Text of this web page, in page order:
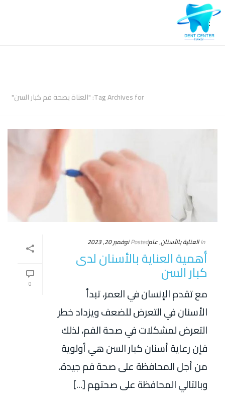
Tag Archives for: "العناة بصحة فم كبار السن"
0
Inالعناية بالأسنان,عامPostedنوفمبر 20, 2023
أهمية العناية بالأسنان لدى
كبار السن
مع تقدم الإنسان في العمر، تبدأ
الأسنان في التعرض للضعف ويزداد خطر
التعرض لمشكلات في صحة الفم، لذلك
فإن رعاية أسنان كبار السن هي أولوية
من أجل المحافظة على صحة فم جيدة،
وبالتالي المحافظة على صحتهم [...]